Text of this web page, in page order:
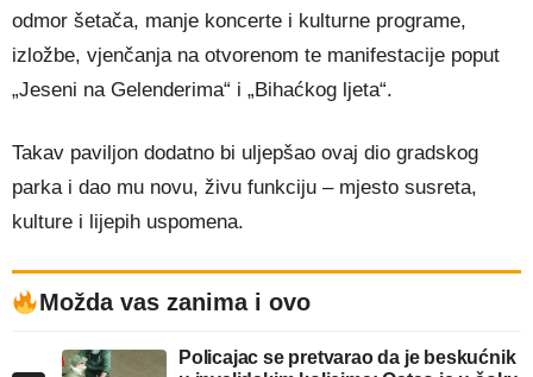
odmor šetača, manje koncerte i kulturne programe,
izložbe, vjenčanja na otvorenom te manifestacije poput
„Jeseni na Gelenderima“ i „Bihaćkog ljeta“.
Takav paviljon dodatno bi uljepšao ovaj dio gradskog
parka i dao mu novu, živu funkciju – mjesto susreta,
kulture i lijepih uspomena.
Možda vas zanima i ovo
Policajac se pretvarao da je beskućnik